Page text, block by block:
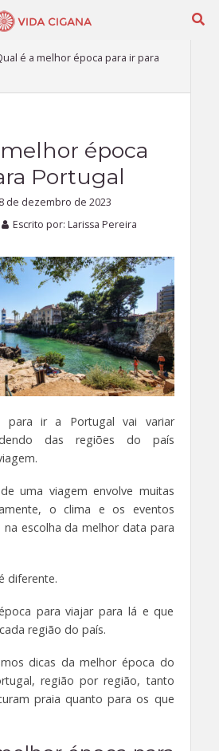
é a melhor época para ir para
época
Portugal
de dezembro de 2023
Escrito por: Larissa Pereira
para ir a Portugal vai variar
das regiões do país
uma viagem envolve muitas
o clima e os eventos
escolha da melhor data para
diferente.
para viajar para lá e que
região do país.
dicas da melhor época do
região por região, tanto
praia quanto para os que